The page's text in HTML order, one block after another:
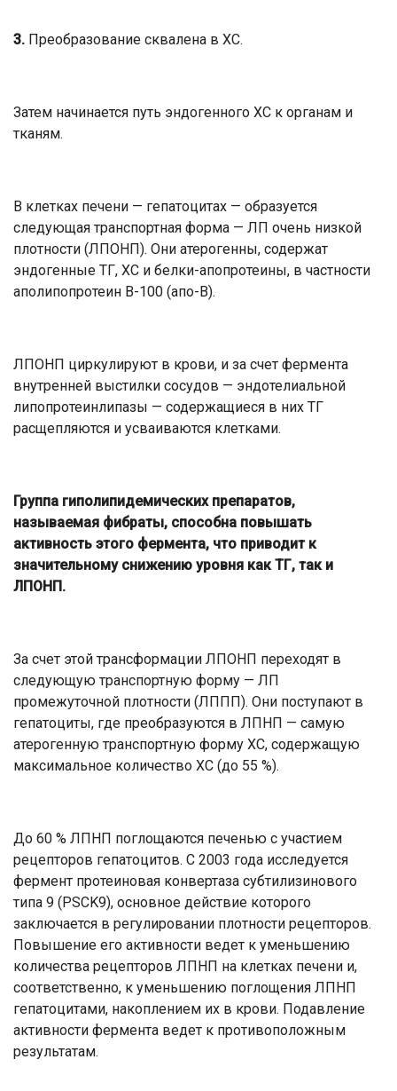
3. Преобразование сквалена в ХС.
Затем начинается путь эндогенного ХС к органам и
тканям.
В клетках печени — гепатоцитах — образуется
следующая транспортная форма — ЛП очень низкой
плотности (ЛПОНП). Они атерогенны, содержат
эндогенные ТГ, ХС и белки-апопротеины, в частности
аполипопротеин В-100 (апо-В).
ЛПОНП циркулируют в крови, и за счет фермента
внутренней выстилки сосудов — эндотелиальной
липопротеинлипазы — содержащиеся в них ТГ
расщепляются и усваиваются клетками.
Группа гиполипидемических препаратов,
называемая фибраты, способна повышать
активность этого фермента, что приводит к
значительному снижению уровня как ТГ, так и
ЛПОНП.
За счет этой трансформации ЛПОНП переходят в
следующую транспортную форму — ЛП
промежуточной плотности (ЛППП). Они поступают в
гепатоциты, где преобразуются в ЛПНП — самую
атерогенную транспортную форму ХС, содержащую
максимальное количество ХС (до 55 %).
До 60 % ЛПНП поглощаются печенью с участием
рецепторов гепатоцитов. С 2003 года исследуется
фермент протеиновая конвертаза субтилизинового
типа 9 (PSCK9), основное действие которого
заключается в регулировании плотности рецепторов.
Повышение его активности ведет к уменьшению
количества рецепторов ЛПНП на клетках печени и,
соответственно, к уменьшению поглощения ЛПНП
гепатоцитами, накоплением их в крови. Подавление
активности фермента ведет к противоположным
результатам.